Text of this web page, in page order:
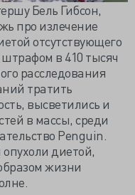
Бель Гибсон,
про излечение
отсутствующего
штрафом в 410 тысяч
расследования
тратить
высветились и
в массы, среди
Penguin.
опухоли диетой,
жизни